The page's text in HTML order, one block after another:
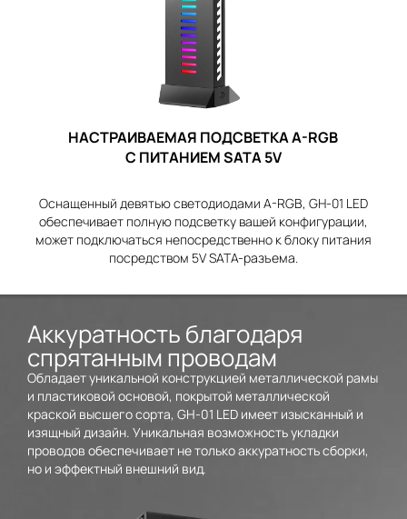
НАСТРАИВАЕМАЯ ПОДСВЕТКА A-RGB
С ПИТАНИЕМ SATA 5V
Оснащенный девятью светодиодами A-RGB, GH-01 LED
обеспечивает полную подсветку вашей конфигурации,
может подключаться непосредственно к блоку питания
посредством 5V SATA-разъема.
Аккуратность благодаря
спрятанным проводам
Обладает уникальной конструкцией металлической рамы
и пластиковой основой, покрытой металлической
краской высшего сорта, GH-01 LED имеет изысканный и
изящный дизайн. Уникальная возможность укладки
проводов обеспечивает не только аккуратность сборки,
но и эффектный внешний вид.